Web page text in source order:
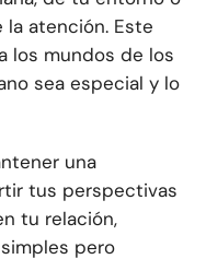
atención. Este
los mundos de los
sea especial y lo
una
tus perspectivas
tu relación,
pero